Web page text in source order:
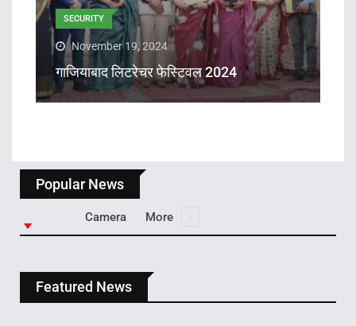
SECURITY
November 19, 2024
गाजियाबाद लिटरेचर फेस्टिवल 2024
Popular News
Camera More
Featured News